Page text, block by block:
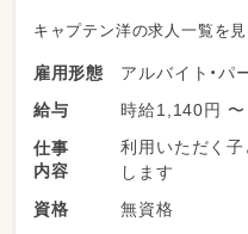
キャプテン洋の求人一覧を見
雇用形態
アルバイト・パ
給与
時給1,140円 〜
仕事
内容
利用いただく
します
資格
無資格